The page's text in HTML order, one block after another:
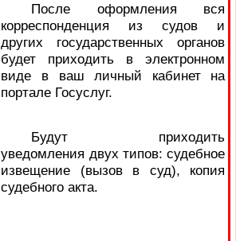
После оформления вся
корреспонденция из судов и
других государственных органов
будет приходить в электронном
виде в ваш личный кабинет на
портале Госуслуг.
Будут приходить
уведомления двух типов: судебное
извещение (вызов в суд), копия
судебного акта.